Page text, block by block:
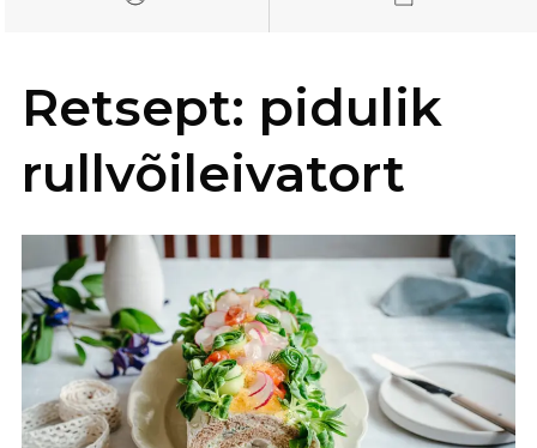
Retsept: pidulik
rullvõileivatort